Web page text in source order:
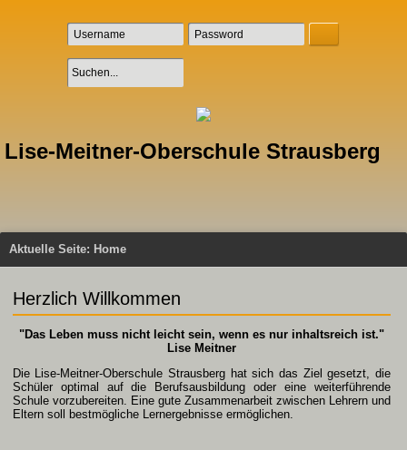
Lise-Meitner-Oberschule Strausberg
Aktuelle Seite: Home
Herzlich Willkommen
"Das Leben muss nicht leicht sein, wenn es nur inhaltsreich ist."
Lise Meitner
Die Lise-Meitner-Oberschule Strausberg hat sich das Ziel gesetzt, die
Schüler optimal auf die Berufsausbildung oder eine weiterführende
Schule vorzubereiten. Eine gute Zusammenarbeit zwischen Lehrern und
Eltern soll bestmögliche Lernergebnisse ermöglichen.